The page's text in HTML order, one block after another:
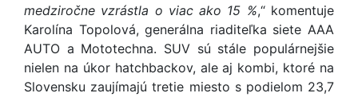
medziročne vzrástla o viac ako 15 %,“ komentuje
Karolína Topolová, generálna riaditeľka siete AAA
AUTO a Mototechna. SUV sú stále populárnejšie
nielen na úkor hatchbackov, ale aj kombi, ktoré na
Slovensku zaujímajú tretie miesto s podielom 23,7